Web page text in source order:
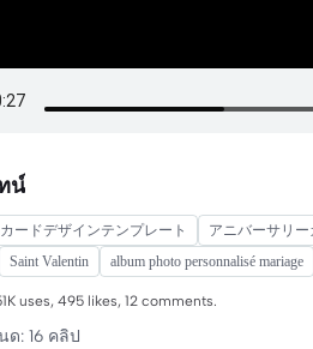
น์
ードデザインテンプレート アニバーサリー
Saint Valentin album photo personnalisé mariage
uses, 495 likes, 12 comments.
ด: 16 คลิป